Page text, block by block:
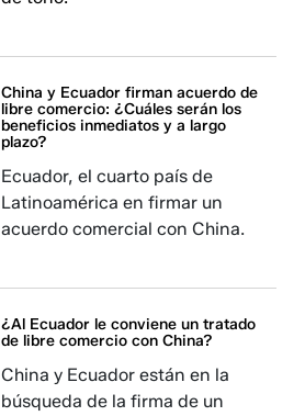
China y Ecuador firman acuerdo de
libre comercio: ¿Cuáles serán los
beneficios inmediatos y a largo
plazo?
Ecuador, el cuarto país de
Latinoamérica en firmar un
acuerdo comercial con China.
¿Al Ecuador le conviene un tratado
de libre comercio con China?
China y Ecuador están en la
búsqueda de la firma de un